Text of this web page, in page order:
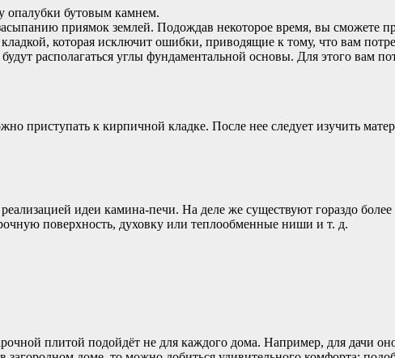
опалубки бутовым камнем.
приямок землей. Подождав некоторое время, вы сможете
которая исключит ошибки, приводящие к тому, что вам
располагаться углы фундаментальной основы. Для этого вам
приступать к кирпичной кладке. После нее следует изучить
идеи камина-печи. На деле же существуют гораздо
поверхность, духовку или теплообменные ниши и т. д.
плитой подойдёт не для каждого дома. Например, для дачи оно